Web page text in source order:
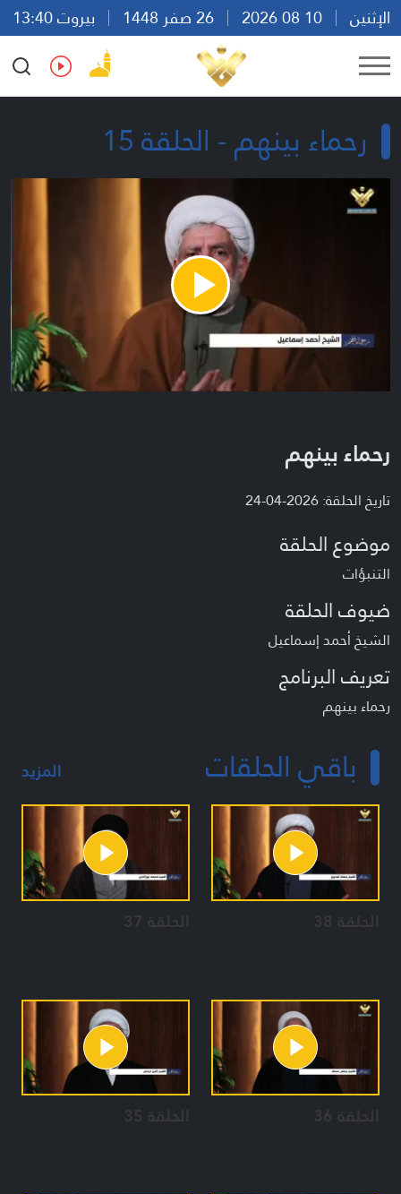
الإثنين
بيروت 13:40
Ar
En Fr Es
رحماء بينهم - الحلقة 15
Play
Video
رحماء بينهم
تاريخ الحلقة: 2026-04-24
موضوع الحلقة
التنبؤات
ضيوف الحلقة
الشيخ أحمد إسماعيل
تعريف البرنامج
رحماء بينهم
باقي الحلقات المزيد
الحلقة 38 الحلقة 37
الحلقة 36 الحلقة 35